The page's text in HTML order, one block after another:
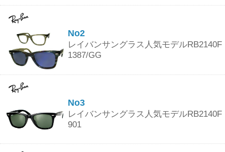
No2
レイバンサングラス人気モデルRB2140F
1387/GG
No3
レイバンサングラス人気モデルRB2140F
901